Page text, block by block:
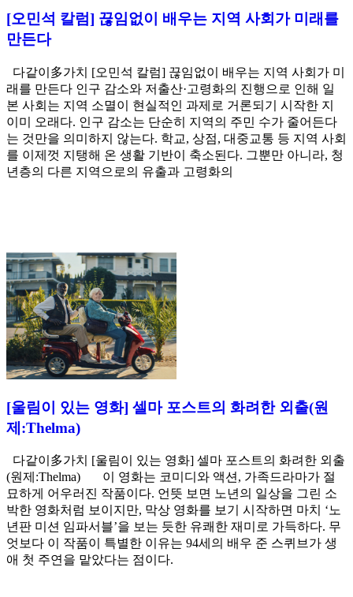
[오민석 칼럼] 끊임없이 배우는 지역 사회가 미래를
만든다
다같이多가치 [오민석 칼럼] 끊임없이 배우는 지역 사회가 미
래를 만든다 인구 감소와 저출산·고령화의 진행으로 인해 일
본 사회는 지역 소멸이 현실적인 과제로 거론되기 시작한 지
이미 오래다. 인구 감소는 단순히 지역의 주민 수가 줄어든다
는 것만을 의미하지 않는다. 학교, 상점, 대중교통 등 지역 사회
를 이제껏 지탱해 온 생활 기반이 축소된다. 그뿐만 아니라, 청
년층의 다른 지역으로의 유출과 고령화의
[울림이 있는 영화] 셀마 포스트의 화려한 외출(원
제:Thelma)
다같이多가치 [울림이 있는 영화] 셀마 포스트의 화려한 외출
(원제:Thelma) 이 영화는 코미디와 액션, 가족드라마가 절
묘하게 어우러진 작품이다. 언뜻 보면 노년의 일상을 그린 소
박한 영화처럼 보이지만, 막상 영화를 보기 시작하면 마치 ‘노
년판 미션 임파서블’을 보는 듯한 유쾌한 재미로 가득하다. 무
엇보다 이 작품이 특별한 이유는 94세의 배우 준 스퀴브가 생
애 첫 주연을 맡았다는 점이다.